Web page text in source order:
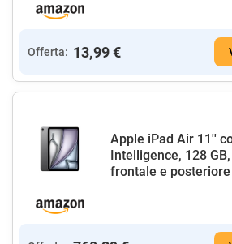
Offerta: 13,99 €
Apple iPad Air 11''
Intelligence, 128
frontale e posteriore